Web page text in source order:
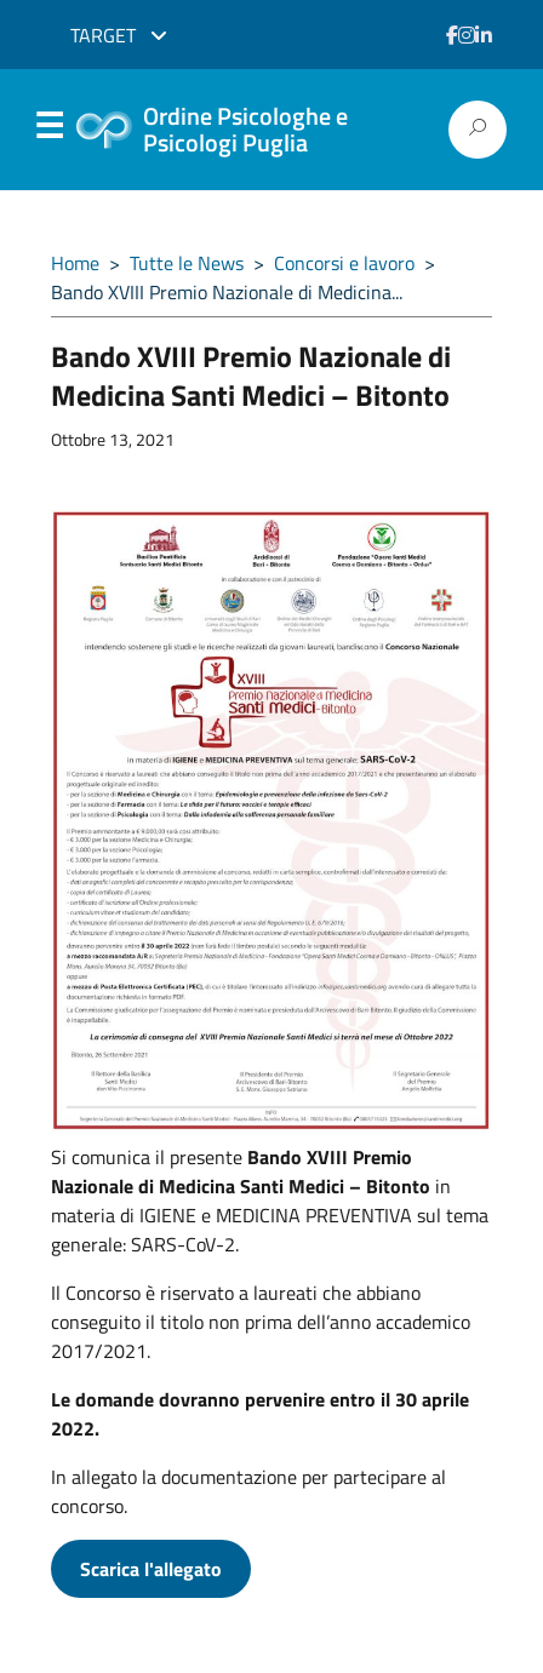
TARGET
Ordine Psicologhe e
Psicologi Puglia
Home > Tutte le News > Concorsi e lavoro >
Bando XVIII Premio Nazionale di Medicina...
Bando XVIII Premio Nazionale di
Medicina Santi Medici – Bitonto
Ottobre 13, 2021
Si comunica il presente Bando XVIII Premio
Nazionale di Medicina Santi Medici – Bitonto in
materia di IGIENE e MEDICINA PREVENTIVA sul tema
generale: SARS-CoV-2.
Il Concorso è riservato a laureati che abbiano
conseguito il titolo non prima dell’anno accademico
2017/2021.
Le domande dovranno pervenire entro il 30 aprile
2022.
In allegato la documentazione per partecipare al
concorso.
Scarica l'allegato